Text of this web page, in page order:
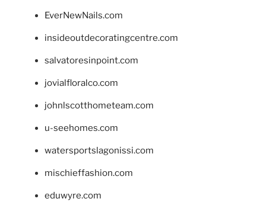
EverNewNails.com
insideoutdecoratingcentre.com
salvatoresinpoint.com
jovialfloralco.com
johnlscotthometeam.com
u-seehomes.com
watersportslagonissi.com
mischieffashion.com
eduwyre.com